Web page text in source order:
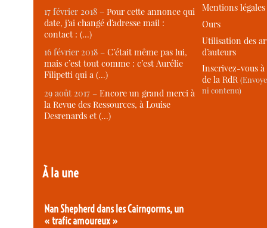
17 février 2018 –Pour cette annonce qui
date, j’ai changé d’adresse mail :
contact : (…)
16 février 2018 –C’était même pas lui,
mais c’est tout comme : c’est Aurélie
Filipetti qui a (…)
29 août 2017 –Encore un grand merci à
la Revue des Ressources, à Louise
Desrenards et (…)
À la une
Nan Shepherd dans les Cairngorms, un
« trafic amoureux »
Mentions légales
Ours
Utilisation des
d’auteurs
Inscrivez-vous
de la RdR
ni contenu)